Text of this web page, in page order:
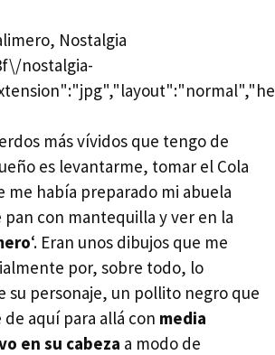
Nostalgia
nostalgia-
más vívidos que tengo de
es levantarme, tomar el Cola
me había preparado mi abuela
pan con mantequilla y ver en la
‘. Eran unos dibujos que me
por, sobre todo, lo
su personaje, un pollito negro que
aquí para allá con media
en su cabeza a modo de